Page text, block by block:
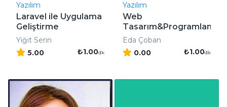
Yazılım
Laravel ile Uygulama
Geliştirme
Yiğit Serin
5.00
₺1.00dk
Yazılım
Web
Tasarım&Programlama
Eda Çoban
0.00
₺1.00dk